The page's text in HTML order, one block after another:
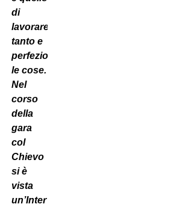
di
lavorare
tanto e
perfezionare
le cose.
Nel
corso
della
gara
col
Chievo
si è
vista
un’Inter